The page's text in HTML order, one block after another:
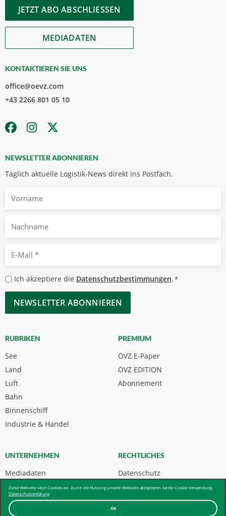
OK
Diese Webseite setzt Cookies ein. Durch die Nutzung unserer Webseite akzeptieren Sie die Cookie-Verwendung.
Datenschutzerklärung
JETZT ABO ABSCHLIESSEN
MEDIADATEN
KONTAKTIEREN SIE UNS
office@oevz.com
+43 2266 801 05 10
NEWSLETTER ABONNIEREN
Täglich aktuelle Logistik-News direkt ins Postfach.
Nachname
Mail
*
Datenschutzbestimmungen
*
Ich akzeptiere die Datenschutzbestimmungen.*
CAPTCHA
RUBRIKEN
See
Land
Luft
Bahn
Binnenschiff
Industrie & Handel
PREMIUM
ÖVZ E-Paper
Abonnement
ÖVZ EDITION
UNTERNEHMEN
Mediadaten
Kontakt
Über uns & AGB
RECHTLICHES
Datenschutz
Impressum